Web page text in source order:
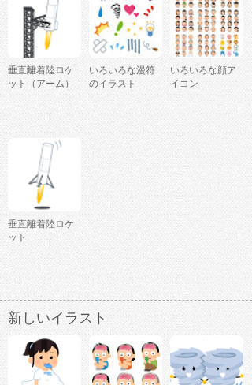
垂直離着陸ロケ
ット（アーム）
いろいろな漫符
のイラスト
いろいろな顔ア
イコン
垂直離着陸ロケ
ット
新しいイラスト